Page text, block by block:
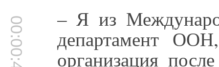
00:00:45 – Я из
департамент
организация